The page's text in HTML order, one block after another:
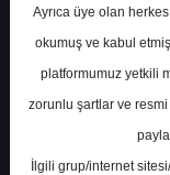
1
Ayrıca üye olan
okumuş ve kabul
platformumuz yetkili
zorunlu şartlar ve
İlgili grup/internet